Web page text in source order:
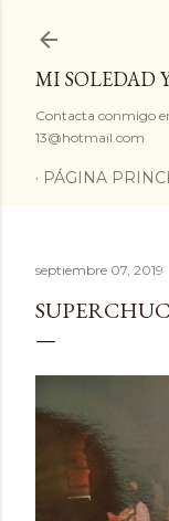
MI SOLEDAD
Contacta conmigo
13@hotmail.com
PÁGINA
septiembre 07, 2019